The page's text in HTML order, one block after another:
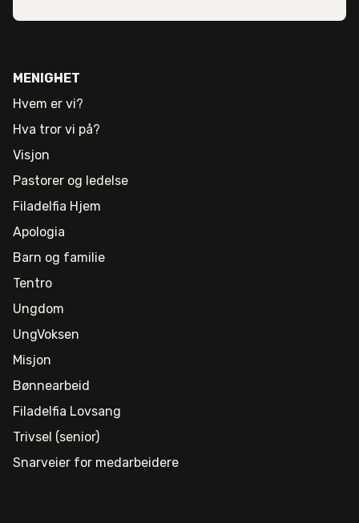
MENIGHET
Hvem er vi?
Hva tror vi på?
Visjon
Pastorer og ledelse
Filadelfia Hjem
Apologia
Barn og familie
Tentro
Ungdom
UngVoksen
Misjon
Bønnearbeid
Filadelfia Lovsang
Trivsel (senior)
Snarveier for medarbeidere